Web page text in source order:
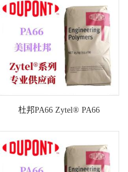
拷贝
杜邦PA66 Zytel® PA66
PA66 25%玻纤增强